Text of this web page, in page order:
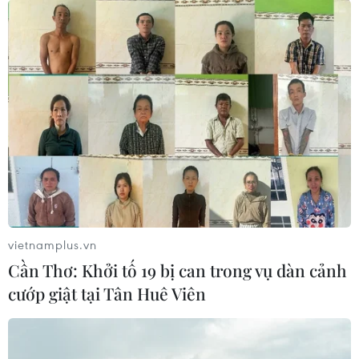
có mưa to
06/08/2026 23:15
Kế hoạch hành động phòng, chống
bão, lũ, thiên tai cực đoan và biến đổi
khí hậu
06/08/2026 23:00
Mưa lớn gây ngập lụt, chia cắt nhiều
khu vực ở Nghệ An
06/08/2026 13:06
Đắk Lắk truy quét, xử lý tình trạng
vietnamplus.vn
Cần Thơ: Khởi tố 19 bị can trong vụ dàn cảnh
cướp giật tại Tân Huê Viên